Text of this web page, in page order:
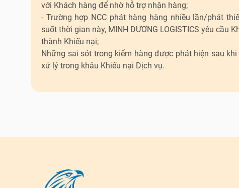
với Khách hàng để nhờ hỗ trợ nhận hàng;
- Trường hợp NCC phát hàng hàng nhiều lần/phát
suốt thời gian này, MINH DƯƠNG LOGISTICS yêu cầu
thành Khiếu nại;
Những sai sót trong kiểm hàng được phát hiện sau
xử lý trong khâu Khiếu nại Dịch vụ.